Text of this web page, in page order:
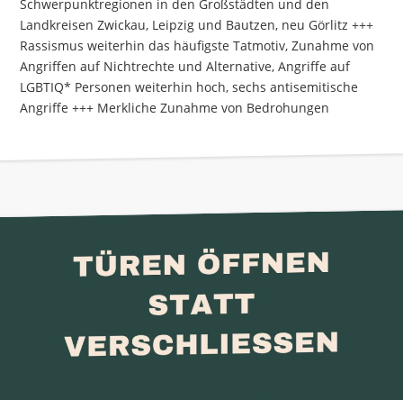
Schwerpunktregionen in den Großstädten und den
Landkreisen Zwickau, Leipzig und Bautzen, neu Görlitz +++
Rassismus weiterhin das häufigste Tatmotiv, Zunahme von
Angriffen auf Nichtrechte und Alternative, Angriffe auf
LGBTIQ* Personen weiterhin hoch, sechs antisemitische
Angriffe +++ Merkliche Zunahme von Bedrohungen